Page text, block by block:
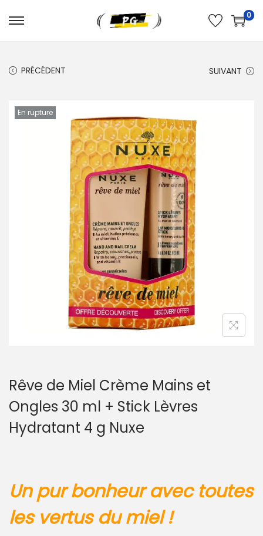
0
PRÉCÉDENT SUIVANT
En rupture
Rêve de Miel Crème Mains et
Ongles 30 ml + Stick Lèvres
Hydratant 4 g Nuxe
Un pur bonheur avec toutes
les vertus du miel !